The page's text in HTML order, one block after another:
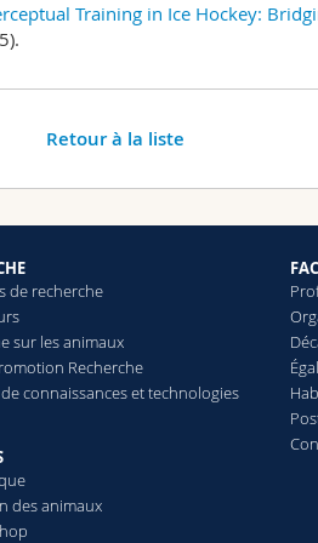
Training in Ice Hockey:
Retour à la liste
de recherche
sur les animaux
Recherche
connaissances et technologies
des animaux